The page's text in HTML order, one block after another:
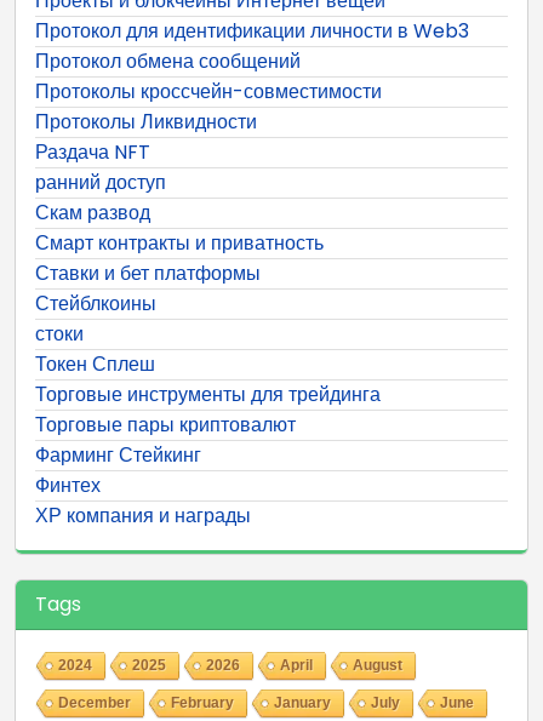
Протокол для идентификации личности в Web3
Протокол обмена сообщений
Протоколы кроссчейн-совместимости
Протоколы Ликвидности
Раздача NFT
ранний доступ
Скам развод
Смарт контракты и приватность
Ставки и бет платформы
Стейблкоины
стоки
Токен Сплеш
Торговые инструменты для трейдинга
Торговые пары криптовалют
Фарминг Стейкинг
Финтех
ХР компания и награды
Tags
2024 2025 2026 April August
December February January July June